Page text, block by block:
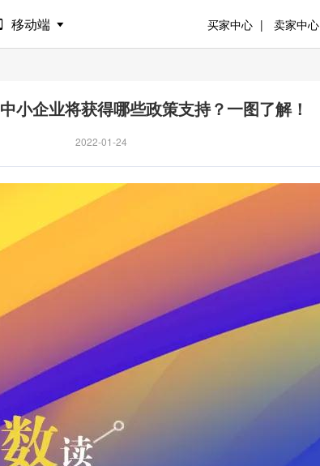
移动端 买家中心 卖家中心
小企业将获得哪些政策支持？一图了解！
2022-01-24